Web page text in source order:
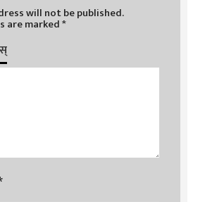
will not be published.
are marked*